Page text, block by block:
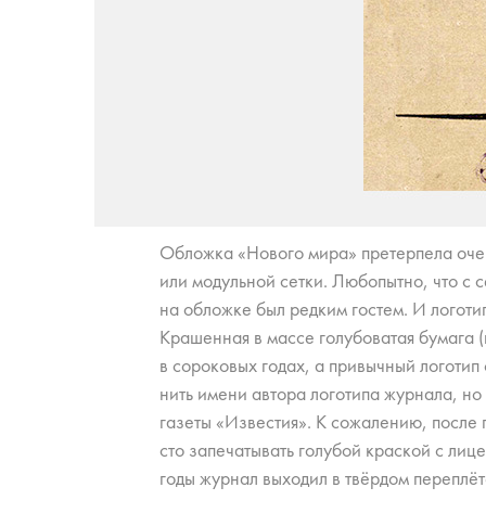
Об­лож­ка «Но­во­го ми­ра» пре­тер­пе­ла
или мо­дуль­ной сет­ки. Лю­бо­пыт­но, что
на об­лож­ке был ред­ким го­стем. И
Кра­ше­нная в мас­се го­лу­бо­ва­тая бу­ма­га
в со­ро­ко­вых го­дах, а при­выч­ный
нить име­ни ав­то­ра ло­го­ти­па жур­на­ла,
га­зе­ты «Из­ве­стия». К со­жа­ле­нию,
сто за­пе­ча­ты­вать го­лу­бой крас­кой с
го­ды жур­нал вы­хо­дил в твёр­дом